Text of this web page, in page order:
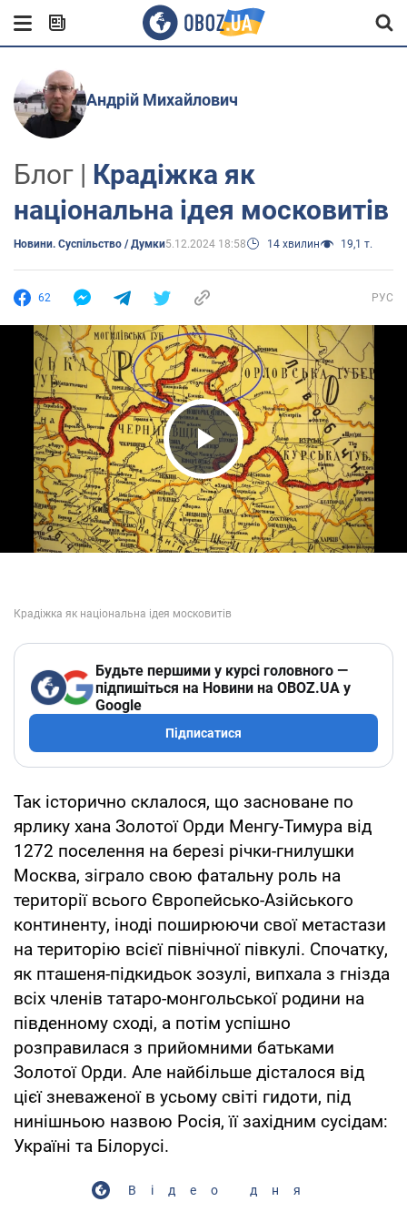
Андрій Михайлович
Блог | Крадіжка як
національна ідея московитів
Новини. Суспільство / Думки5.12.2024 18:58 14 хвилин 19,1 т.
62 РУС
Play Video
Будьте першими у курсі головного —
підпишіться на Новини на OBOZ.UA у
Google
Підписатися
Так історично склалося, що засноване по
ярлику хана Золотої Орди Менгу-Тимура від
1272 поселення на березі річки-гнилушки
Москва, зіграло свою фатальну роль на
території всього Європейсько-Азійського
континенту, іноді поширюючи свої метастази
на територію всієї північної півкулі. Спочатку,
як пташеня-підкидьок зозулі, випхала з гнізда
всіх членів татаро-монгольської родини на
південному сході, а потім успішно
розправилася з прийомними батьками
Золотої Орди. Але найбільше дісталося від
цієї зневаженої в усьому світі гидоти, під
нинішньою назвою Росія, її західним сусідам:
Україні та Білорусі.
Відео дня